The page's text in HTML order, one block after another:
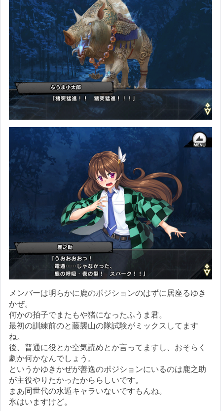
メンバーは明らかに鹿のポジションのはずに居座るゆき
かぜ。
何かの拍子でまたもや猪になったふうま君。
最初の訓練前のと藤襲山の隊試験がミックスしてます
ね。
後、普通に役とか空気読めとか言ってますし、おそらく
劇か何かなんでしょう。
というかゆきかぜが善逸のポジションにいるのは鹿之助
が主役やりたかったかららしいです。
まあ同世代の水遁キャラいないですもんね。
氷はいますけど。